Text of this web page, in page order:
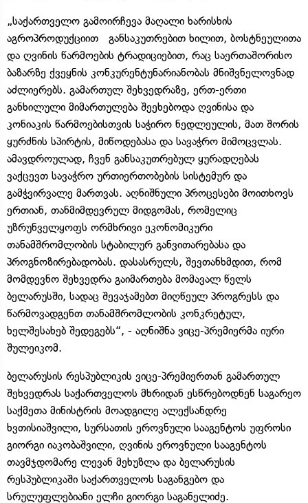
„საქართველო გამოირჩევა მაღალი ხარისხის
აგროპროდუქციით განსაკუთრებით ხილით, ბოსტნეულითა
და ღვინის წარმოების ტრადიციებით, რაც საერთაშორისო
ბაზარზე ქვეყნის კონკურენტუნარიანობას მნიშვნელოვნად
აძლიერებს. გამართულ შეხვედრაზე, ერთ-ერთი
განხილული მიმართულება შეეხებოდა ღვინისა და
კონიაკის წარმოებისთვის საჭირო ნედლეულის, მათ შორის
ყურძნის სპირტის, მიწოდებასა და სავაჭრო მიმოცვლას.
ამავდროულად, ჩვენ განსაკუთრებულ ყურადღებას
ვაქცევთ სავაჭრო ურთიერთობების სისტემურ და
გამჭვირვალე მართვას. აღნიშნული პროცესები მოითხოვს
ერთიან, თანმიმდევრულ მიდგომას, რომელიც
უზრუნველყოფს ორმხრივი ეკონომიკური
თანამშრომლობის სტაბილურ განვითარებასა და
პროგნოზირებადობას. დასასრულს, შევთანხმდით, რომ
მომდევნო შეხვედრა გაიმართება მომავალ წელს
ბელარუსში, სადაც შევაჯამებთ მიღწეულ პროგრესს და
წარმოვადგენთ თანამშრომლობის კონკრეტულ,
ხელშესახებ შედეგებს“, - აღნიშნა ვიცე-პრემიერმა იური
შულეიკომ.
ბელარუსის რესპუბლიკის ვიცე-პრემიერთან გამართულ
შეხვედრას საქართველოს მხრიდან ესწრებოდნენ საგარეო
საქმეთა მინისტრის მოადგილე ალექსანდრე
ხვთისიაშვილი, სურსათის ეროვნული სააგენტოს უფროსი
გიორგი იაკობაშვილი, ღვინის ეროვნული სააგენტოს
თავმჯდომარე ლევან მეხუზლა და ბელარუსის
რესპუბლიკაში საქართველოს საგანგებო და
სრულუფლებიანი ელჩი გიორგი საგანელიძე.